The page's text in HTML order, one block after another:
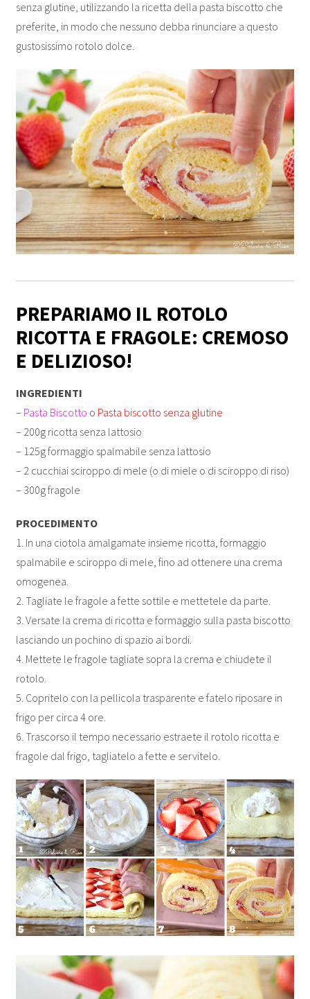
senza glutine, utilizzando la ricetta della pasta biscotto che
preferite, in modo che nessuno debba rinunciare a questo
gustosissimo rotolo dolce.
PREPARIAMO IL ROTOLO
RICOTTA E FRAGOLE: CREMOSO
E DELIZIOSO!
INGREDIENTI
– Pasta Biscotto o Pasta biscotto senza glutine
– 200g ricotta senza lattosio
– 125g formaggio spalmabile senza lattosio
– 2 cucchiai sciroppo di mele (o di miele o di sciroppo di riso)
– 300g fragole
PROCEDIMENTO
1. In una ciotola amalgamate insieme ricotta, formaggio
spalmabile e sciroppo di mele, fino ad ottenere una crema
omogenea.
2. Tagliate le fragole a fette sottile e mettetele da parte.
3. Versate la crema di ricotta e formaggio sulla pasta biscotto
lasciando un pochino di spazio ai bordi.
4. Mettete le fragole tagliate sopra la crema e chiudete il
rotolo.
5. Copritelo con la pellicola trasparente e fatelo riposare in
frigo per circa 4 ore.
6. Trascorso il tempo necessario estraete il rotolo ricotta e
fragole dal frigo, tagliatelo a fette e servitelo.